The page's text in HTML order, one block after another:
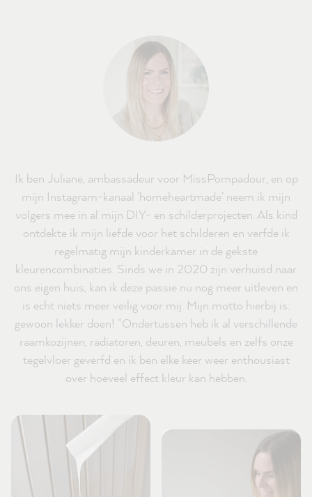
Ik ben Juliane, ambassadeur voor MissPompadour, en op
mijn Instagram-kanaal 'homeheartmade' neem ik mijn
volgers mee in al mijn DIY- en schilderprojecten. Als kind
ontdekte ik mijn liefde voor het schilderen en verfde ik
regelmatig mijn kinderkamer in de gekste
kleurencombinaties. Sinds we in 2020 zijn verhuisd naar
ons eigen huis, kan ik deze passie nu nog meer uitleven en
is echt niets meer veilig voor mij. Mijn motto hierbij is:
gewoon lekker doen! "Ondertussen heb ik al verschillende
raamkozijnen, radiatoren, deuren, meubels en zelfs onze
tegelvloer geverfd en ik ben elke keer weer enthousiast
over hoeveel effect kleur kan hebben.